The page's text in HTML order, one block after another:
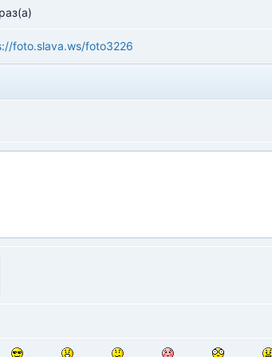
foto.slava.ws/foto3226